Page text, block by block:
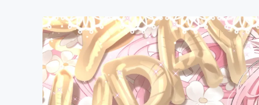
アート・写真
テクノロジー・ガジェット